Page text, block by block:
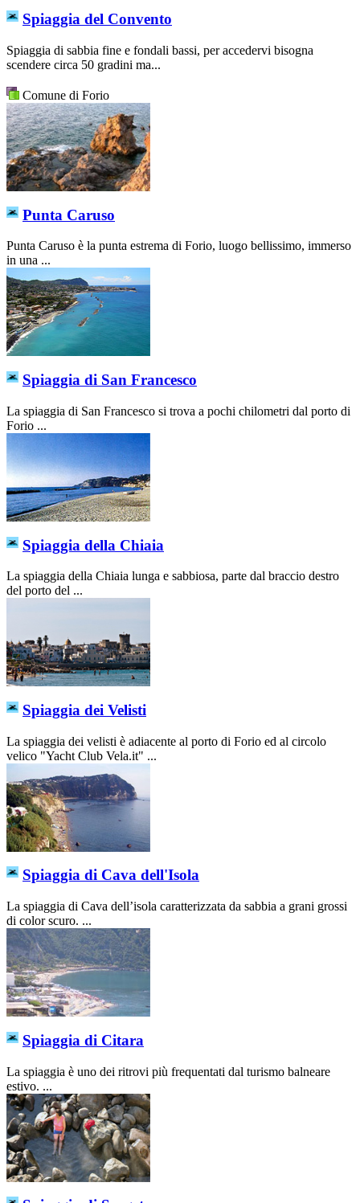
Spiaggia del Convento
Spiaggia di sabbia fine e fondali bassi, per accedervi bisogna
scendere circa 50 gradini ma...
Comune di Forio
Punta Caruso
Punta Caruso è la punta estrema di Forio, luogo bellissimo, immerso
in una ...
Spiaggia di San Francesco
La spiaggia di San Francesco si trova a pochi chilometri dal porto di
Forio ...
Spiaggia della Chiaia
La spiaggia della Chiaia lunga e sabbiosa, parte dal braccio destro
del porto del ...
Spiaggia dei Velisti
La spiaggia dei velisti è adiacente al porto di Forio ed al circolo
velico "Yacht Club Vela.it" ...
Spiaggia di Cava dell'Isola
La spiaggia di Cava dell’isola caratterizzata da sabbia a grani grossi
di color scuro. ...
Spiaggia di Citara
La spiaggia è uno dei ritrovi più frequentati dal turismo balneare
estivo. ...